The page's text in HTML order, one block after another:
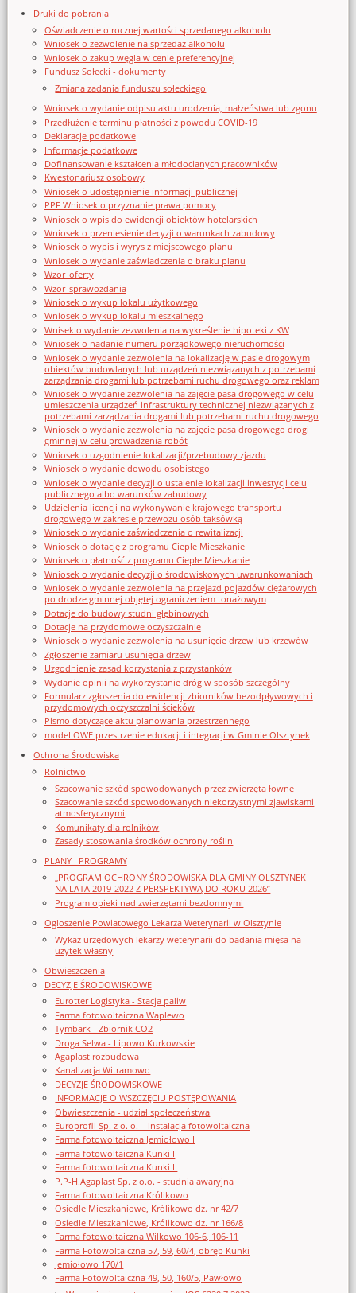
Druki do pobrania
Oświadczenie o rocznej wartości sprzedanego alkoholu
Wniosek o zezwolenie na sprzedaz alkoholu
Wniosek o zakup węgla w cenie preferencyjnej
Fundusz Sołecki - dokumenty
Zmiana zadania funduszu sołeckiego
Wniosek o wydanie odpisu aktu urodzenia, małżeństwa lub zgonu
Przedłużenie terminu płatności z powodu COVID-19
Deklaracje podatkowe
Informacje podatkowe
Dofinansowanie kształcenia młodocianych pracowników
Kwestonariusz osobowy
Wniosek o udostępnienie informacji publicznej
PPF Wniosek o przyznanie prawa pomocy
Wniosek o wpis do ewidencji obiektów hotelarskich
Wniosek o przeniesienie decyzji o warunkach zabudowy
Wniosek o wypis i wyrys z miejscowego planu
Wniosek o wydanie zaświadczenia o braku planu
Wzor_oferty
Wzor_sprawozdania
Wniosek o wykup lokalu użytkowego
Wniosek o wykup lokalu mieszkalnego
Wnisek o wydanie zezwolenia na wykreślenie hipoteki z KW
Wniosek o nadanie numeru porządkowego nieruchomości
Wniosek o wydanie zezwolenia na lokalizację w pasie drogowym
obiektów budowlanych lub urządzeń niezwiązanych z potrzebami
zarządzania drogami lub potrzebami ruchu drogowego oraz reklam
Wniosek o wydanie zezwolenia na zajęcie pasa drogowego w celu
umieszczenia urządzeń infrastruktury technicznej niezwiązanych z
potrzebami zarządzania drogami lub potrzebami ruchu drogowego
Wniosek o wydanie zezwolenia na zajęcie pasa drogowego drogi
gminnej w celu prowadzenia robót
Wniosek o uzgodnienie lokalizacji/przebudowy zjazdu
Wniosek o wydanie dowodu osobistego
Wniosek o wydanie decyzji o ustalenie lokalizacji inwestycji celu
publicznego albo warunków zabudowy
Udzielenia licencji na wykonywanie krajowego transportu
drogowego w zakresie przewozu osób taksówką
Wniosek o wydanie zaświadczenia o rewitalizacji
Wniosek o dotację z programu Ciepłe Mieszkanie
Wniosek o płatność z programu Ciepłe Mieszkanie
Wniosek o wydanie decyzji o środowiskowych uwarunkowaniach
Wniosek o wydanie zezwolenia na przejazd pojazdów ciężarowych
po drodze gminnej objętej ograniczeniem tonażowym
Dotacje do budowy studni głębinowych
Dotacje na przydomowe oczyszczalnie
Wniosek o wydanie zezwolenia na usunięcie drzew lub krzewów
Zgłoszenie zamiaru usunięcia drzew
Uzgodnienie zasad korzystania z przystanków
Wydanie opinii na wykorzystanie dróg w sposób szczególny
Formularz zgłoszenia do ewidencji zbiorników bezodpływowych i
przydomowych oczyszczalni ścieków
Pismo dotyczące aktu planowania przestrzennego
modeLOWE przestrzenie edukacji i integracji w Gminie Olsztynek
Ochrona Środowiska
Rolnictwo
Szacowanie szkód spowodowanych przez zwierzęta łowne
Szacowanie szkód spowodowanych niekorzystnymi zjawiskami
atmosferycznymi
Komunikaty dla rolników
Zasady stosowania środków ochrony roślin
PLANY I PROGRAMY
„PROGRAM OCHRONY ŚRODOWISKA DLA GMINY OLSZTYNEK
NA LATA 2019-2022 Z PERSPEKTYWĄ DO ROKU 2026”
Program opieki nad zwierzętami bezdomnymi
Ogloszenie Powiatowego Lekarza Weterynarii w Olsztynie
Wykaz urzędowych lekarzy weterynarii do badania mięsa na
użytek własny
Obwieszczenia
DECYZJE ŚRODOWISKOWE
Eurotter Logistyka - Stacja paliw
Farma fotowoltaiczna Waplewo
Tymbark - Zbiornik CO2
Droga Selwa - Lipowo Kurkowskie
Agaplast rozbudowa
Kanalizacja Witramowo
DECYZJE ŚRODOWISKOWE
INFORMACJE O WSZCZĘCIU POSTĘPOWANIA
Obwieszczenia - udział społeczeństwa
Europrofil Sp. z o. o. – instalacja fotowoltaiczna
Farma fotowoltaiczna Jemiołowo I
Farma fotowoltaiczna Kunki I
Farma fotowoltaiczna Kunki II
P.P-H.Agaplast Sp. z o.o. - studnia awaryjna
Farma fotowoltaiczna Królikowo
Osiedle Mieszkaniowe, Królikowo dz. nr 42/7
Osiedle Mieszkaniowe, Królikowo dz. nr 166/8
Farma fotowoltaiczna Wilkowo 106-6, 106-11
Farma Fotowoltaiczna 57, 59, 60/4, obręb Kunki
Jemiołowo 170/1
Farma Fotowoltaiczna 49, 50, 160/5, Pawłowo